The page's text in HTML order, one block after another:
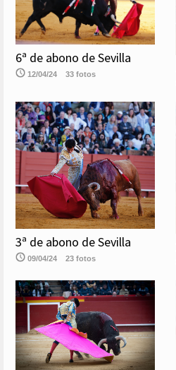
6ª de abono de Sevilla
12/04/24 33 fotos
3ª de abono de Sevilla
09/04/24 23 fotos